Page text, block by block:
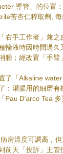
導管」的位置
苦杏仁粹取劑,
右手工作者」兼
輸液時因時間過
腫；經改置「手臂
了「Alkaline
：灌腸用的細磨
Pau D'arco Tea
房溫度可調高，
前天「投訴」主